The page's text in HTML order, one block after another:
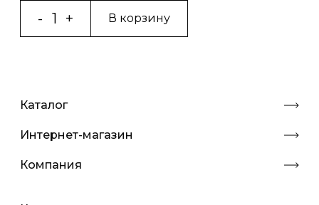
В корзину
Каталог
Интернет-магазин
Компания